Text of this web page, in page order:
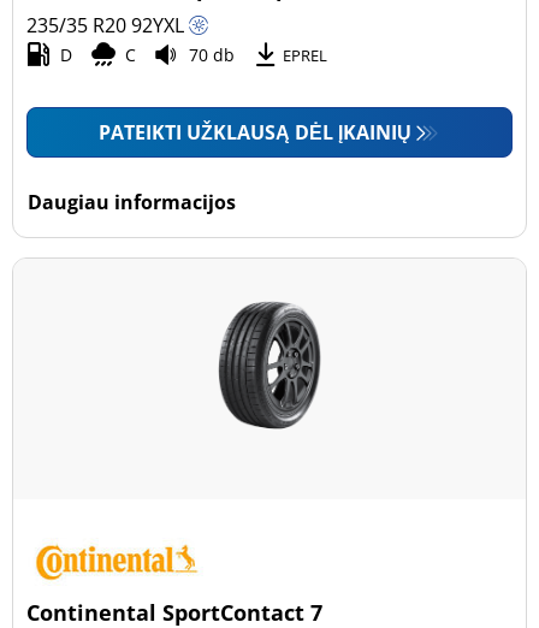
235/35 R2092YXL
D C 70 db EPREL
PATEIKTI UŽKLAUSĄ DĖL ĮKAINIŲ
Daugiau informacijos
Continental SportContact 7